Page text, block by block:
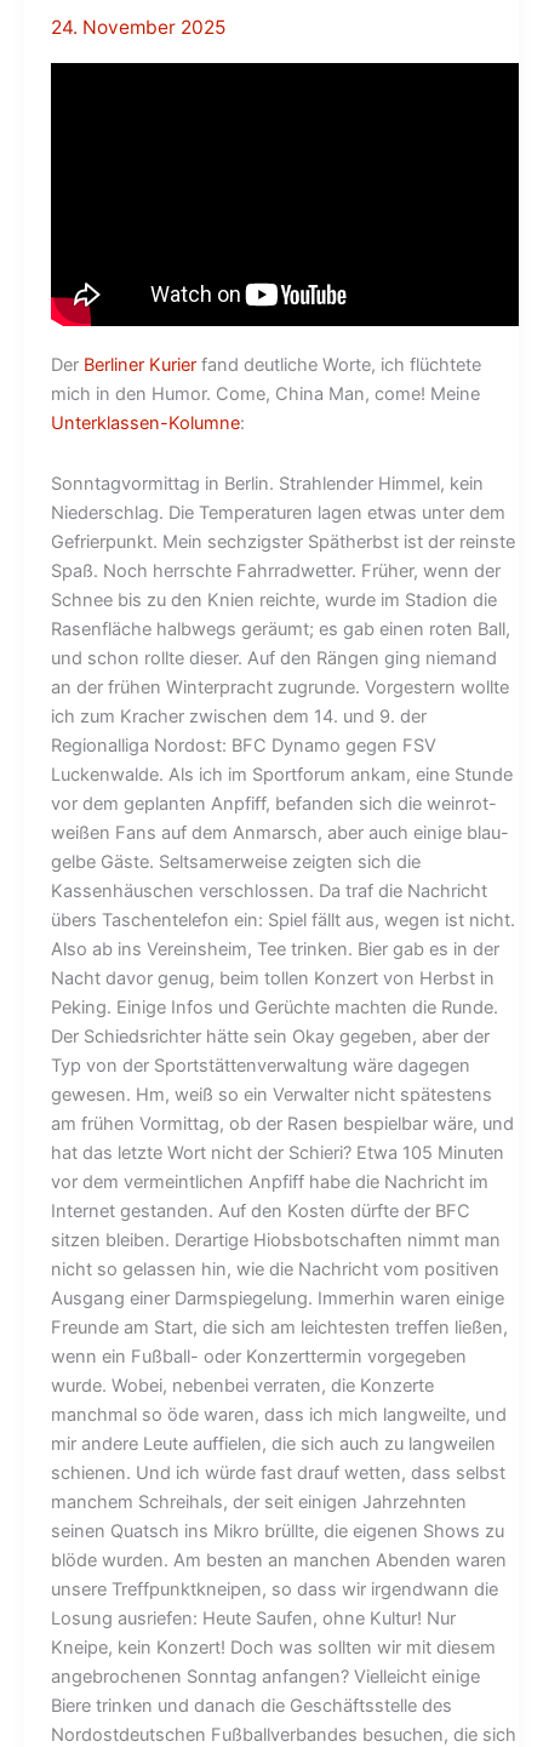
24. November 2025
Der Berliner Kurierfand deutliche Worte, ich flüchtete
mich in den Humor. Come, China Man, come! Meine
Unterklassen-Kolumne:
Sonntagvormittag in Berlin. Strahlender Himmel, kein
Niederschlag. Die Temperaturen lagen etwas unter dem
Gefrierpunkt. Mein sechzigster Spätherbst ist der reinste
Spaß. Noch herrschte Fahrradwetter. Früher, wenn der
Schnee bis zu den Knien reichte, wurde im Stadion die
Rasenfläche halbwegs geräumt; es gab einen roten Ball,
und schon rollte dieser. Auf den Rängen ging niemand
an der frühen Winterpracht zugrunde. Vorgestern wollte
ich zum Kracher zwischen dem 14. und 9. der
Regionalliga Nordost: BFC Dynamo gegen FSV
Luckenwalde. Als ich im Sportforum ankam, eine Stunde
vor dem geplanten Anpfiff, befanden sich die weinrot-
weißen Fans auf dem Anmarsch, aber auch einige blau-
gelbe Gäste. Seltsamerweise zeigten sich die
Kassenhäuschen verschlossen. Da traf die Nachricht
übers Taschentelefon ein: Spiel fällt aus, wegen ist nicht.
Also ab ins Vereinsheim, Tee trinken. Bier gab es in der
Nacht davor genug, beim tollen Konzert von Herbst in
Peking. Einige Infos und Gerüchte machten die Runde.
Der Schiedsrichter hätte sein Okay gegeben, aber der
Typ von der Sportstättenverwaltung wäre dagegen
gewesen. Hm, weiß so ein Verwalter nicht spätestens
am frühen Vormittag, ob der Rasen bespielbar wäre, und
hat das letzte Wort nicht der Schieri? Etwa 105 Minuten
vor dem vermeintlichen Anpfiff habe die Nachricht im
Internet gestanden. Auf den Kosten dürfte der BFC
sitzen bleiben. Derartige Hiobsbotschaften nimmt man
nicht so gelassen hin, wie die Nachricht vom positiven
Ausgang einer Darmspiegelung. Immerhin waren einige
Freunde am Start, die sich am leichtesten treffen ließen,
wenn ein Fußball- oder Konzerttermin vorgegeben
wurde. Wobei, nebenbei verraten, die Konzerte
manchmal so öde waren, dass ich mich langweilte, und
mir andere Leute auffielen, die sich auch zu langweilen
schienen. Und ich würde fast drauf wetten, dass selbst
manchem Schreihals, der seit einigen Jahrzehnten
seinen Quatsch ins Mikro brüllte, die eigenen Shows zu
blöde wurden. Am besten an manchen Abenden waren
unsere Treffpunktkneipen, so dass wir irgendwann die
Losung ausriefen: Heute Saufen, ohne Kultur! Nur
Kneipe, kein Konzert! Doch was sollten wir mit diesem
angebrochenen Sonntag anfangen? Vielleicht einige
Biere trinken und danach die Geschäftsstelle des
Nordostdeutschen Fußballverbandes besuchen, die sich